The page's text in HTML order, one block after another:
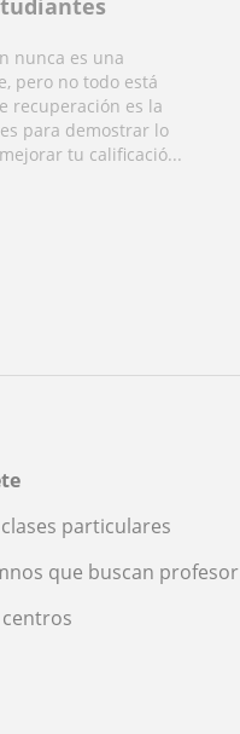
nunca es una
pero no todo está
recuperación es la
para demostrar lo
tu calificació...
particulares
que buscan profesor